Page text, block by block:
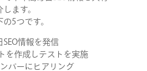
ます。
5つです。
SEO情報を発信
を作成しテストを実施
バーにヒアリング